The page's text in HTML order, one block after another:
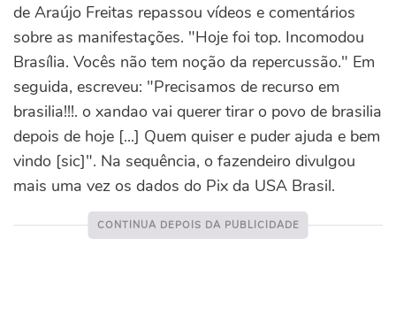
de Araújo Freitas repassou vídeos e comentários
sobre as manifestações. "Hoje foi top. Incomodou
Brasília. Vocês não tem noção da repercussão." Em
seguida, escreveu: "Precisamos de recurso em
brasilia!!!. o xandao vai querer tirar o povo de brasilia
depois de hoje [...] Quem quiser e puder ajuda e bem
vindo [sic]". Na sequência, o fazendeiro divulgou
mais uma vez os dados do Pix da USA Brasil.